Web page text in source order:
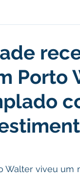
Cultura e Lazer
Campanhas
e Parcerias
Porto
Walter viveu